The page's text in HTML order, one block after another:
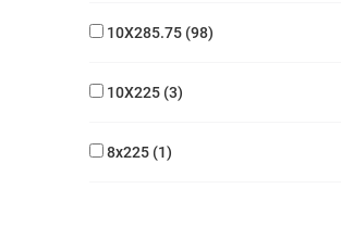
10X285.75 98
10X225 3
8x225 1